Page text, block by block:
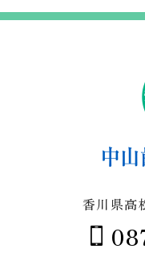
香川県高